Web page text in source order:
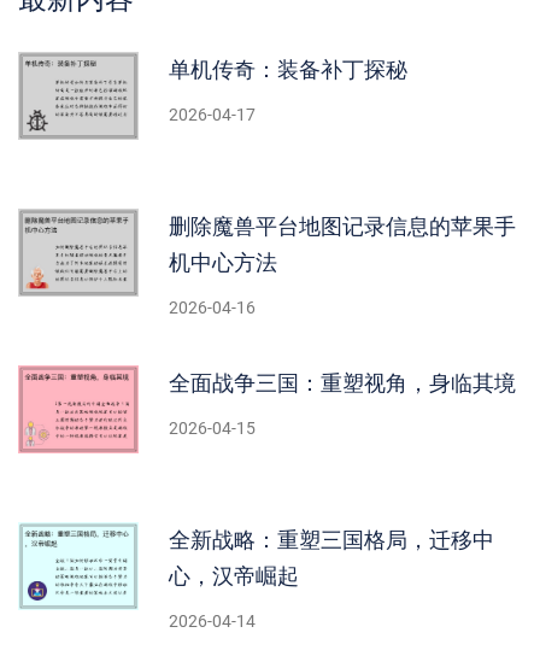
单机传奇：装备补丁探秘
2026-04-17
删除魔兽平台地图记录信息的苹果手
机中心方法
2026-04-16
全面战争三国：重塑视角，身临其境
2026-04-15
全新战略：重塑三国格局，迁移中
心，汉帝崛起
2026-04-14